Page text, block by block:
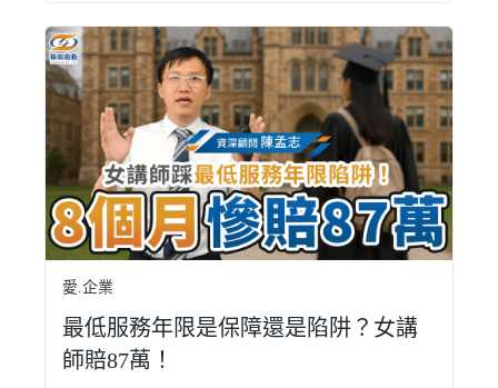
愛.企業
最低服務年限是保障還是陷阱？女講
師賠87萬！